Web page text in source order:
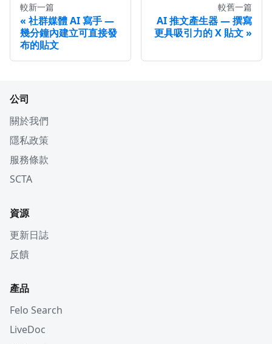
較新一篇
社群媒體 AI 寫手 —
幾分鐘內建立可直接發
布的貼文
較舊一篇
AI 推文產生器 — 撰寫
更具吸引力的 X 貼文
公司
關於我們
隱私政策
服務條款
SCTA
資源
更新日誌
反饋
產品
Felo Search
LiveDoc